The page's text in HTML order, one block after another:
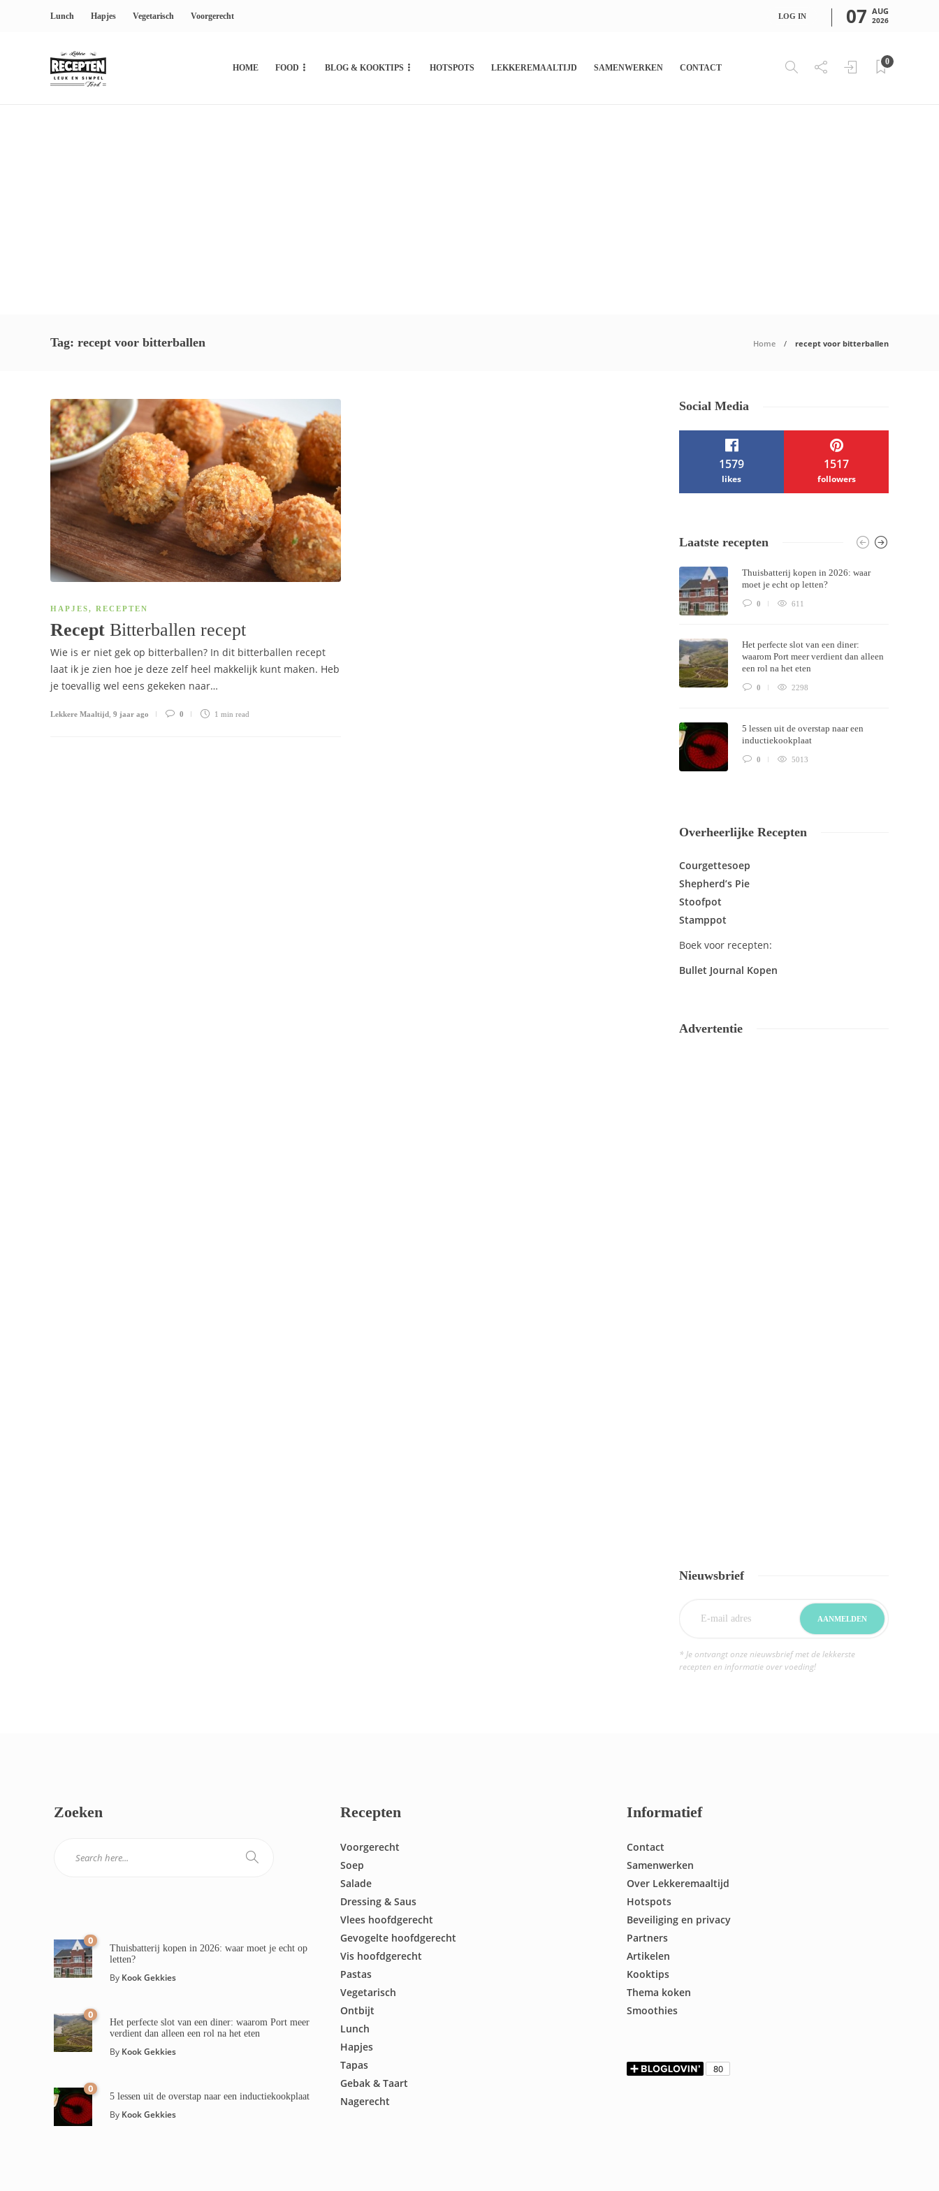
Lunch Hapjes Vegetarisch Voorgerecht LOG IN 07 AUG
2026
HOME FOOD BLOG & KOOKTIPS HOTSPOTS LEKKEREMAALTIJD SAMENWERKEN CONTACT
0
Tag: recept voor bitterballen Home recept voor bitterballen
HAPJES, RECEPTEN
Recept Bitterballen recept
Wie is er niet gek op bitterballen? In dit bitterballen recept
laat ik je zien hoe je deze zelf heel makkelijk kunt maken. Heb
je toevallig wel eens gekeken naar…
Lekkere Maaltijd 9 jaar ago 0 1 min read
Social Media
1579
likes
1517
followers
Themes bySilicon Themes . Join us right
now!
Laatste recepten
Thuisbatterij kopen in 2026: waar
moet je echt op letten?
0 611
Het perfecte slot van een diner:
waarom Port meer verdient dan alleen
een rol na het eten
0 2298
5 lessen uit de overstap naar een
inductiekookplaat
0 5013
Overheerlijke Recepten
Courgettesoep
Shepherd’s Pie
Stoofpot
Stamppot
Boek voor recepten:
Bullet Journal Kopen
Advertentie
Nieuwsbrief
* Je ontvangt onze nieuwsbrief met de lekkerste
recepten en informatie over voeding!
Zoeken
0
Thuisbatterij kopen in 2026: waar moet je echt op
letten?
By Kook Gekkies
0
Het perfecte slot van een diner: waarom Port meer
verdient dan alleen een rol na het eten
By Kook Gekkies
0
5 lessen uit de overstap naar een inductiekookplaat
By Kook Gekkies
Recepten
Voorgerecht
Soep
Salade
Dressing & Saus
Vlees hoofdgerecht
Gevogelte hoofdgerecht
Vis hoofdgerecht
Pastas
Vegetarisch
Ontbijt
Lunch
Hapjes
Tapas
Gebak & Taart
Nagerecht
Informatief
Contact
Samenwerken
Over Lekkeremaaltijd
Hotspots
Beveiliging en privacy
Partners
Artikelen
Kooktips
Thema koken
Smoothies